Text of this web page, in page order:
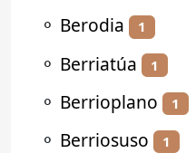
⚬ Berodia 1
⚬ Berriatúa 1
⚬ Berrioplano 1
⚬ Berriosuso 1